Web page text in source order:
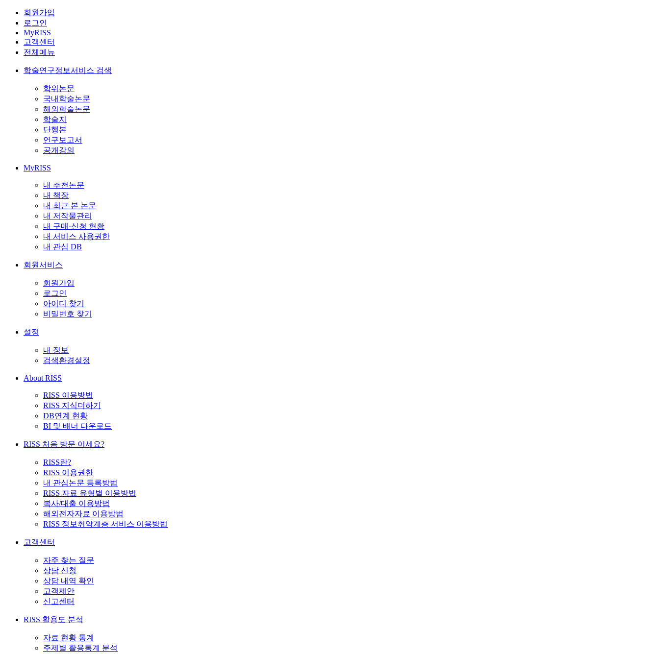
회원가입
로그인
MyRISS
고객센터
전체메뉴
학술연구정보서비스 검색
학위논문
국내학술논문
해외학술논문
학술지
단행본
연구보고서
공개강의
MyRISS
내 추천논문
내 책장
내 최근 본 논문
내 저작물관리
내 구매·신청 현황
내 서비스 사용권한
내 관심 DB
회원서비스
회원가입
로그인
아이디 찾기
비밀번호 찾기
설정
내 정보
검색환경설정
About RISS
RISS 이용방법
RISS 지식더하기
DB연계 현황
BI 및 배너 다운로드
RISS 처음 방문 이세요?
RISS란?
RISS 이용권한
내 관심논문 등록방법
RISS 자료 유형별 이용방법
복사/대출 이용방법
해외전자자료 이용방법
RISS 정보취약계층 서비스 이용방법
고객센터
자주 찾는 질문
상담 신청
상담 내역 확인
고객제안
신고센터
RISS 활용도 분석
자료 현황 통계
주제별 활용통계 분석